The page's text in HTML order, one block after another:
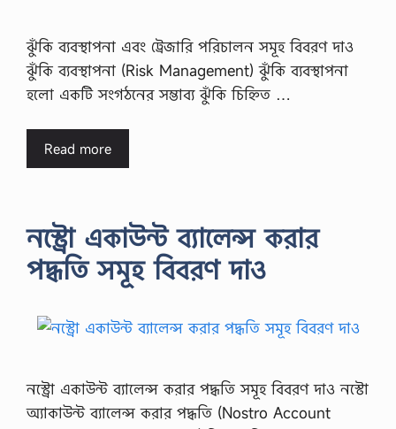
ঝুঁকি ব্যবস্থাপনা এবং ট্রেজারি পরিচালন সমূহ বিবরণ দাও
ঝুঁকি ব্যবস্থাপনা (Risk Management) ঝুঁকি ব্যবস্থাপনা
হলো একটি সংগঠনের সম্ভাব্য ঝুঁকি চিহ্নিত …
Read more
নস্ট্রো একাউন্ট ব্যালেন্স করার
পদ্ধতি সমূহ বিবরণ দাও
নস্ট্রো একাউন্ট ব্যালেন্স করার পদ্ধতি সমূহ বিবরণ দাও নস্টো
অ্যাকাউন্ট ব্যালেন্স করার পদ্ধতি (Nostro Account